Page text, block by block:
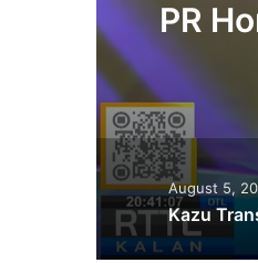
Rekoñese
Nia
August 5,